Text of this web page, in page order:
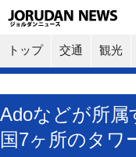
トップ 交通 観光
Adoなどが所
国7ヶ所のタワ